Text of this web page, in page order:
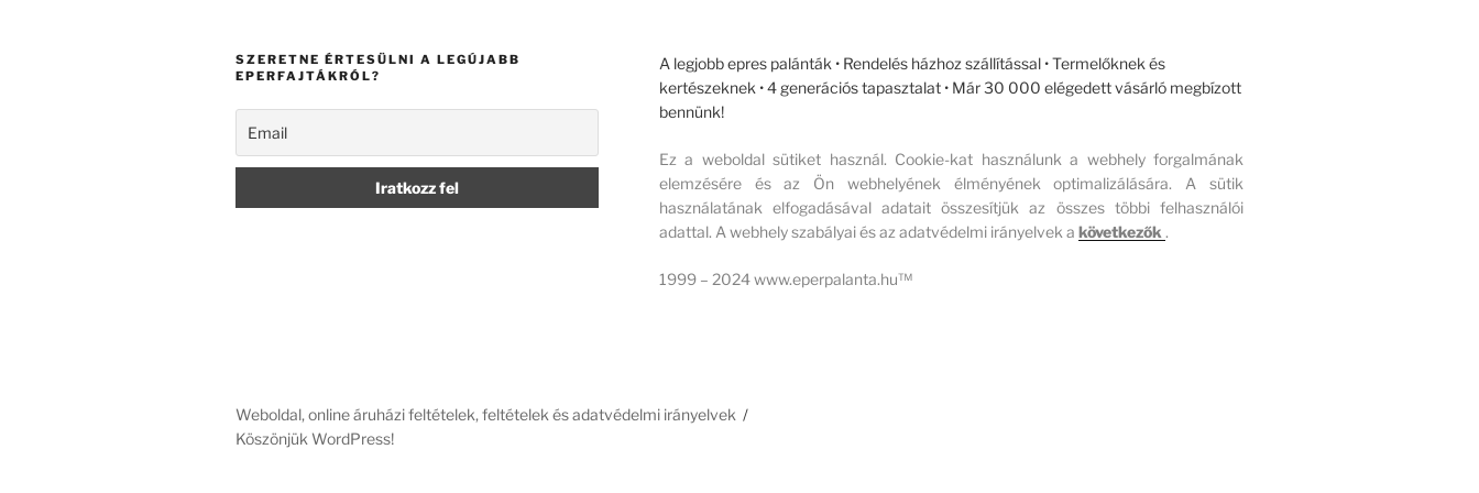
SZERETNE ÉRTESÜLNI A LEGÚJABB
EPERFAJTÁKRÓL?
A legjobb epres palánták • Rendelés házhoz szállítással • Termelőknek és
kertészeknek • 4 generációs tapasztalat • Már 30 000 elégedett vásárló megbízott
bennünk!
Ez a weboldal sütiket használ. Cookie-kat használunk a webhely forgalmának
elemzésére és az Ön webhelyének élményének optimalizálására. A sütik
használatának elfogadásával adatait összesítjük az összes többi felhasználói
adattal. A webhely szabályai és az adatvédelmi irányelvek a következők .
1999 – 2024 www.eperpalanta.hu™
Weboldal, online áruházi feltételek, feltételek és adatvédelmi irányelvek
Köszönjük WordPress!